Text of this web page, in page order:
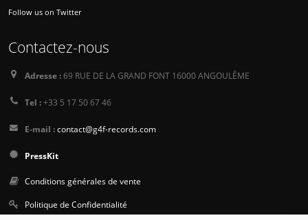
Follow us on Twitter
Contactez-nous
Adresse :69 RUE DE LA GRAND FONT 16000 ANGOULÊME
Tel :+33 5 17 50 67 46
E-mail :contact@g4f-records.com
PressKit
Conditions générales de vente
Politique de Confidentialité